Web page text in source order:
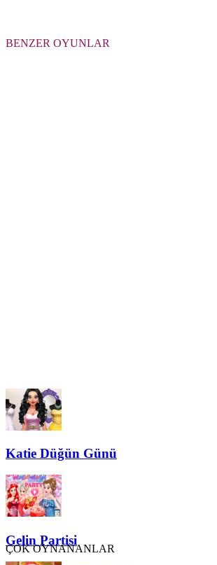
BENZER OYUNLAR
Katie Düğün Günü
Gelin Partisi
ÇOK OYNANANLAR